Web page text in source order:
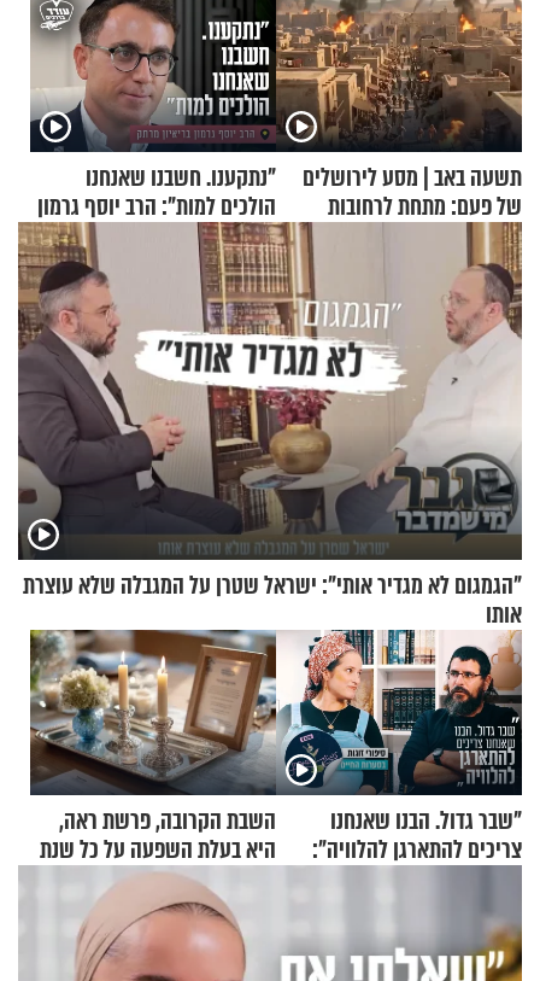
תשעה באב | מסע לירושלים
של פעם: מתחת לרחובות
ירושלים
"נתקענו. חשבנו שאנחנו
הולכים למות": הרב יוסף גרמון
בריאיון מרתק
"הגמגום לא מגדיר אותי": ישראל שטרן על המגבלה שלא עוצרת
אותו
"שבר גדול. הבנו שאנחנו
צריכים להתארגן להלוויה":
וגד דנינו
השבת הקרובה, פרשת ראה,
היא בעלת השפעה על כל שנת